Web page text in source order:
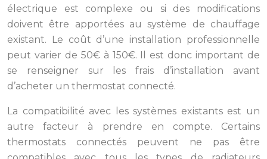
électrique est complexe ou si des modifications
doivent être apportées au système de chauffage
existant. Le coût d’une installation professionnelle
peut varier de 50€ à 150€. Il est donc important de
se renseigner sur les frais d’installation avant
d’acheter un thermostat connecté.
La compatibilité avec les systèmes existants est un
autre facteur à prendre en compte. Certains
thermostats connectés peuvent ne pas être